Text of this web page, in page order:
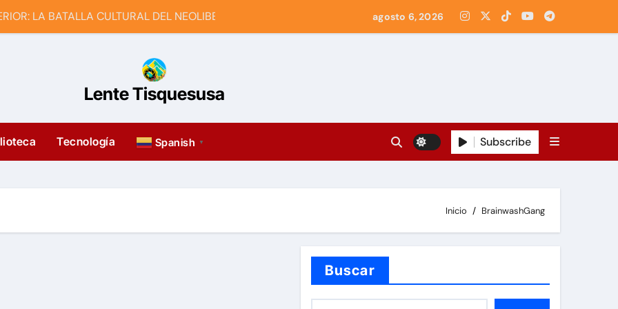
LA BATALLA CULTURAL DEL NEOLIBERALISMO
+ Invitación
Petro o un derecho constitucional del pueblo?
la izquierda en Colombia?
agosto 6, 2026
Lente Tisquesusa
Tecnología Spanish ▼ Subscribe
Inicio BrainwashGang
Buscar